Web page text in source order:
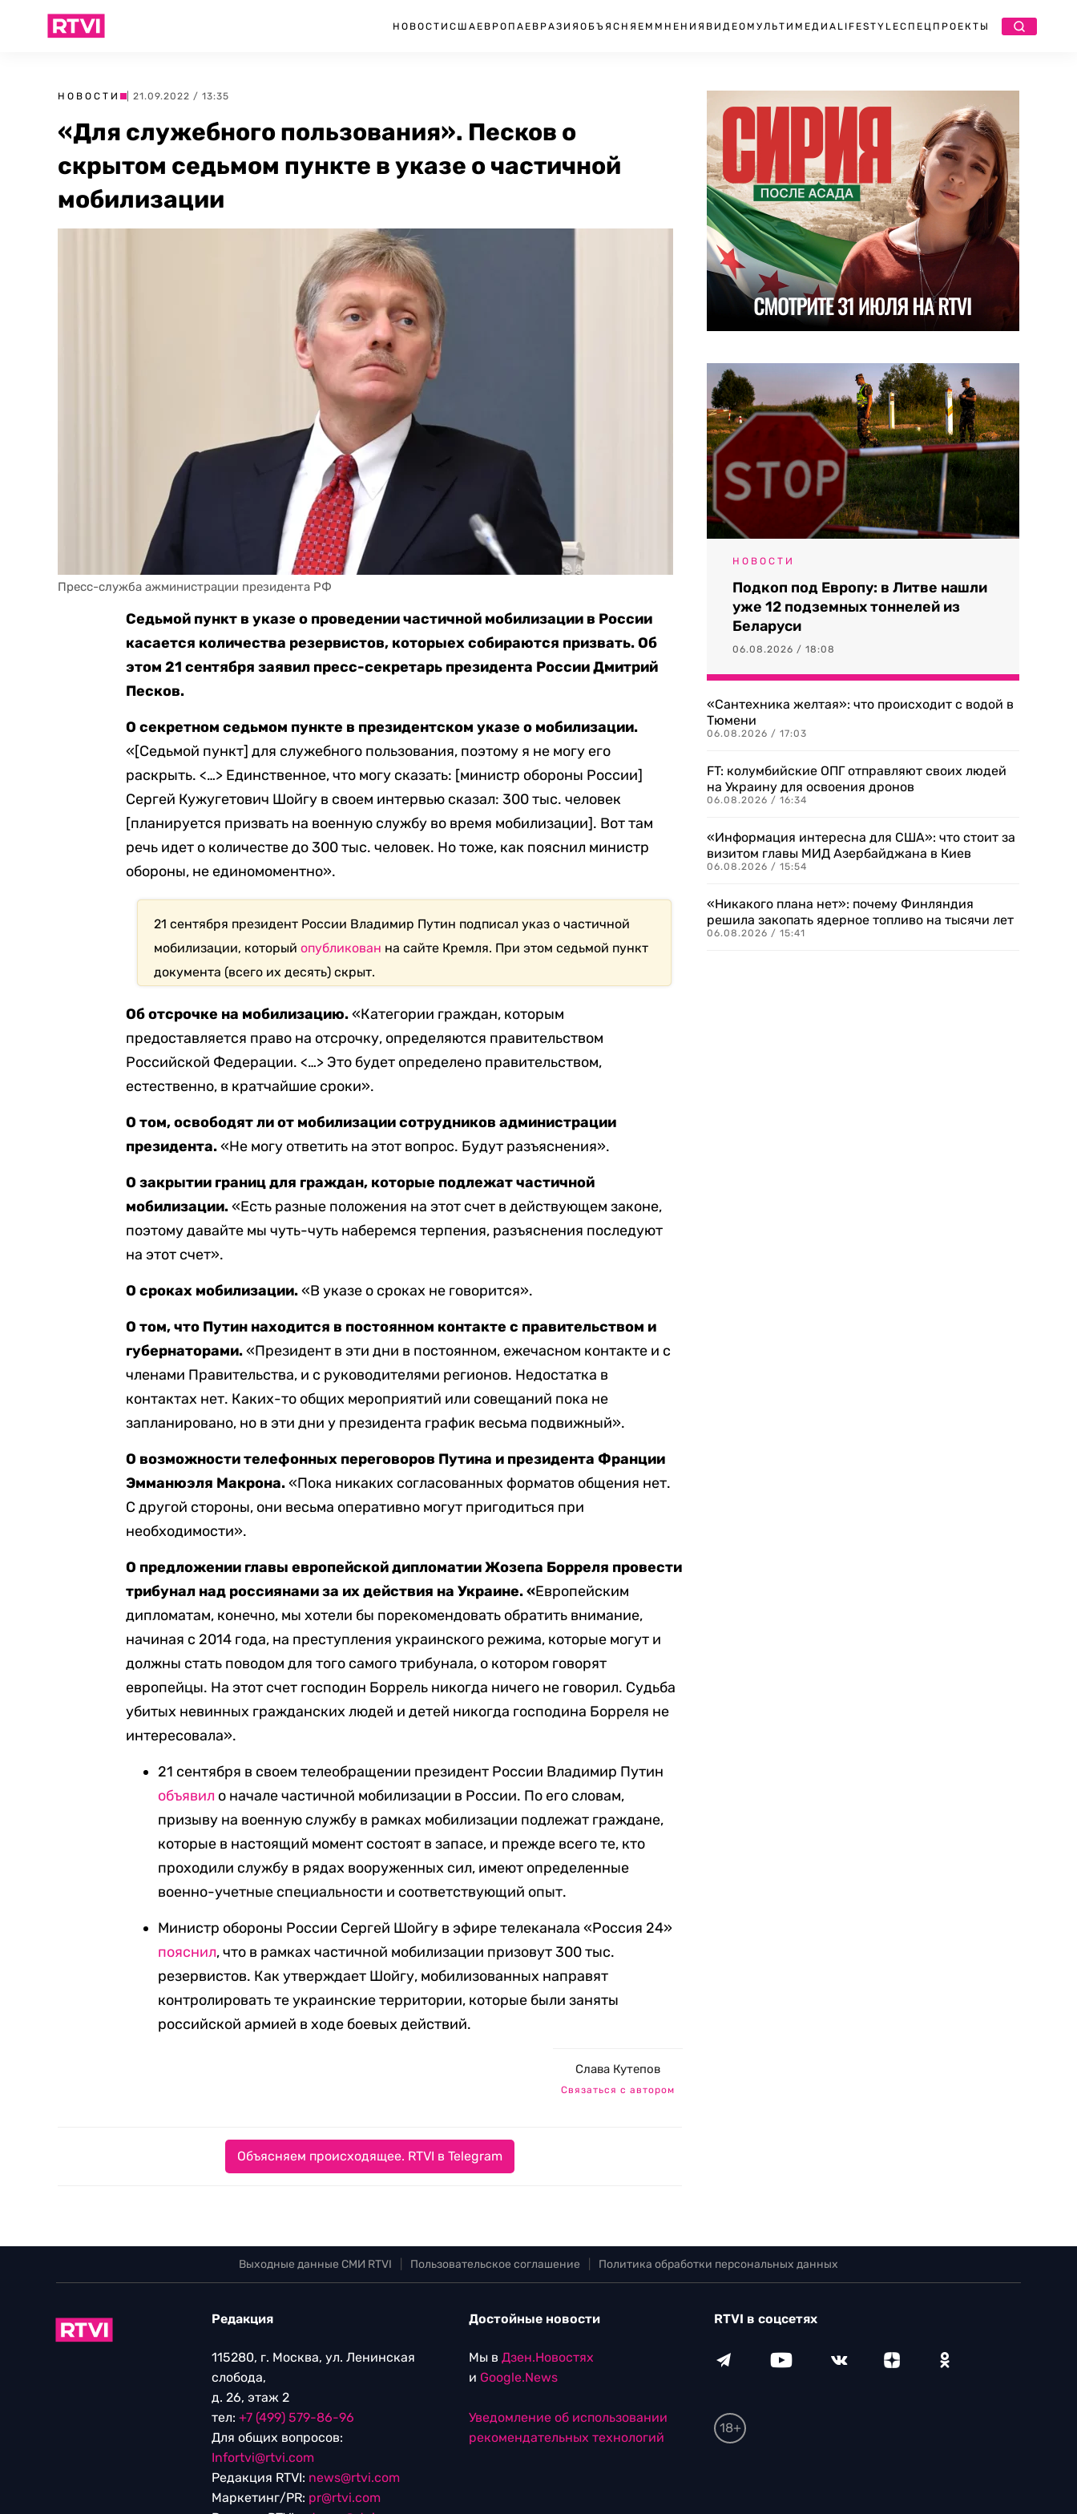
НОВОСТИ США ЕВРОПА ЕВРАЗИЯ ОБЪЯСНЯЕМ МНЕНИЯ ВИДЕО МУЛЬТИМЕДИА LIFESTYLEСПЕЦПРОЕКТЫ
НОВОСТИ | 21.09.2022 / 13:35
«Для служебного пользования». Песков о
скрытом седьмом пункте в указе о частичной
мобилизации
Пресс-служба ажминистрации президента РФ
Седьмой пункт в указе о проведении частичной мобилизации в России
касается количества резервистов, которыех собираются призвать. Об
этом 21 сентября заявил пресс-секретарь президента России Дмитрий
Песков.
О секретном седьмом пункте в президентском указе о мобилизации.
«[Седьмой пункт] для служебного пользования, поэтому я не могу его
раскрыть. <…> Единственное, что могу сказать: [министр обороны России]
Сергей Кужугетович Шойгу в своем интервью сказал: 300 тыс. человек
[планируется призвать на военную службу во время мобилизации]. Вот там
речь идет о количестве до 300 тыс. человек. Но тоже, как пояснил министр
обороны, не единомоментно».
21 сентября президент России Владимир Путин подписал указ о частичной
мобилизации, которыйопубликован на сайте Кремля. При этом седьмой пункт
документа (всего их десять) скрыт.
Об отсрочке на мобилизацию.«Категории граждан, которым
предоставляется право на отсрочку, определяются правительством
Российской Федерации. <…> Это будет определено правительством,
естественно, в кратчайшие сроки».
О том, освободят ли от мобилизации сотрудников администрации
президента.«Не могу ответить на этот вопрос. Будут разъяснения».
О закрытии границ для граждан, которые подлежат частичной
мобилизации.«Есть разные положения на этот счет в действующем законе,
поэтому давайте мы чуть-чуть наберемся терпения, разъяснения последуют
на этот счет».
О сроках мобилизации.«В указе о сроках не говорится».
О том, что Путин находится в постоянном контакте с правительством и
губернаторами.«Президент в эти дни в постоянном, ежечасном контакте и с
членами Правительства, и с руководителями регионов. Недостатка в
контактах нет. Каких-то общих мероприятий или совещаний пока не
запланировано, но в эти дни у президента график весьма подвижный».
О возможности телефонных переговоров Путина и президента Франции
Эмманюэля Макрона.«Пока никаких согласованных форматов общения нет.
С другой стороны, они весьма оперативно могут пригодиться при
необходимости».
О предложении главы европейской дипломатии Жозепа Борреля провести
трибунал над россиянами за их действия на Украине. «Европейским
дипломатам, конечно, мы хотели бы порекомендовать обратить внимание,
начиная с 2014 года, на преступления украинского режима, которые могут и
должны стать поводом для того самого трибунала, о котором говорят
европейцы. На этот счет господин Боррель никогда ничего не говорил. Судьба
убитых невинных гражданских людей и детей никогда господина Борреля не
интересовала».
21 сентября в своем телеобращении президент России Владимир Путин
объявил о начале частичной мобилизации в России. По его словам,
призыву на военную службу в рамках мобилизации подлежат граждане,
которые в настоящий момент состоят в запасе, и прежде всего те, кто
проходили службу в рядах вооруженных сил, имеют определенные
военно-учетные специальности и соответствующий опыт.
Министр обороны России Сергей Шойгу в эфире телеканала «Россия 24»
пояснил, что в рамках частичной мобилизации призовут 300 тыс.
резервистов. Как утверждает Шойгу, мобилизованных направят
контролировать те украинские территории, которые были заняты
российской армией в ходе боевых действий.
Слава Кутепов
Связаться с автором
Объясняем происходящее. RTVI в Telegram
НОВОСТИ
Подкоп под Европу: в Литве нашли
уже 12 подземных тоннелей из
Беларуси
06.08.2026 / 18:08
«Сантехника желтая»: что происходит с водой в
Тюмени
06.08.2026 / 17:03
FT: колумбийские ОПГ отправляют своих людей
на Украину для освоения дронов
06.08.2026 / 16:34
«Информация интересна для США»: что стоит за
визитом главы МИД Азербайджана в Киев
06.08.2026 / 15:54
«Никакого плана нет»: почему Финляндия
решила закопать ядерное топливо на тысячи лет
06.08.2026 / 15:41
Выходные данные СМИ RTVI Пользовательское соглашение Политика обработки персональных данных
Редакция
115280, г. Москва, ул. Ленинская
слобода,
д. 26, этаж 2
тел: +7 (499) 579-86-96
Для общих вопросов:
Infortvi@rtvi.com
Редакция RTVI: news@rtvi.com
Маркетинг/PR: pr@rtvi.com
Достойные новости
Мы в Дзен.Новостях
и Google.News
Уведомление об использовании
рекомендательных технологий
RTVI в соцсетях
18+